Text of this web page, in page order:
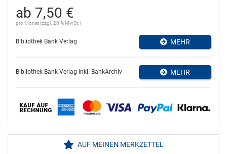
ab 7,50 €
pro Monat (zzgl. 20 % MwSt.)
Bibliothek Bank Verlag MEHR
Bibliothek Bank Verlag inkl. BankArchiv MEHR
AUF MEINEN MERKZETTEL